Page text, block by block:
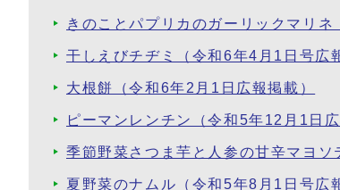
きのことパプリカのガーリックマリネ
干しえびチヂミ（令和6年4月1日号広
大根餅（令和6年2月1日広報掲載）
ピーマンレンチン（令和5年12月1日広
季節野菜さつま芋と人参の甘辛マヨソ
夏野菜のナムル（令和5年8月1日号広